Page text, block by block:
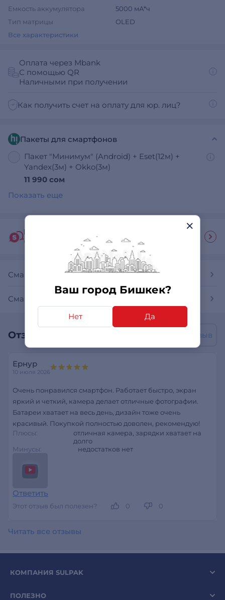
Ваш город Бишкек?
Нет Да
Емкость аккумулятора
5000 мА*ч
Тип матрицы
OLED
Все характеристики
Оплата через Mbank
С помощью QR
Наличными при получении
Как получить счет на оплату для юр. лиц?
Пакеты для смартфонов
Пакет "Минимум" (Android) + Eset(12м) +
Yandex(3м) + Okko(3м)
11 990 сом
Показать еще
Гид покупателя
Ответы на часто задаваемые вопросы
Смартфоны
Смартфоны HUAWEI
Отзывы покупателей Написать отзыв
Ернур
10 июля 2026
Очень понравился смартфон. Работает быстро, экран
яркий и четкий, камера делает отличные фотографии.
Батареи хватает на весь день, дизайн тоже очень
красивый. Покупкой полностью доволен, рекомендую!
Плюсы:
отличная камера, зарядки хватает на
долго
Минусы:
недостатков нет
Ответить
Этот отзыв был полезен? 0 0
Читать все отзывы
КОМПАНИЯ SULPAK
ПОЛЕЗНО